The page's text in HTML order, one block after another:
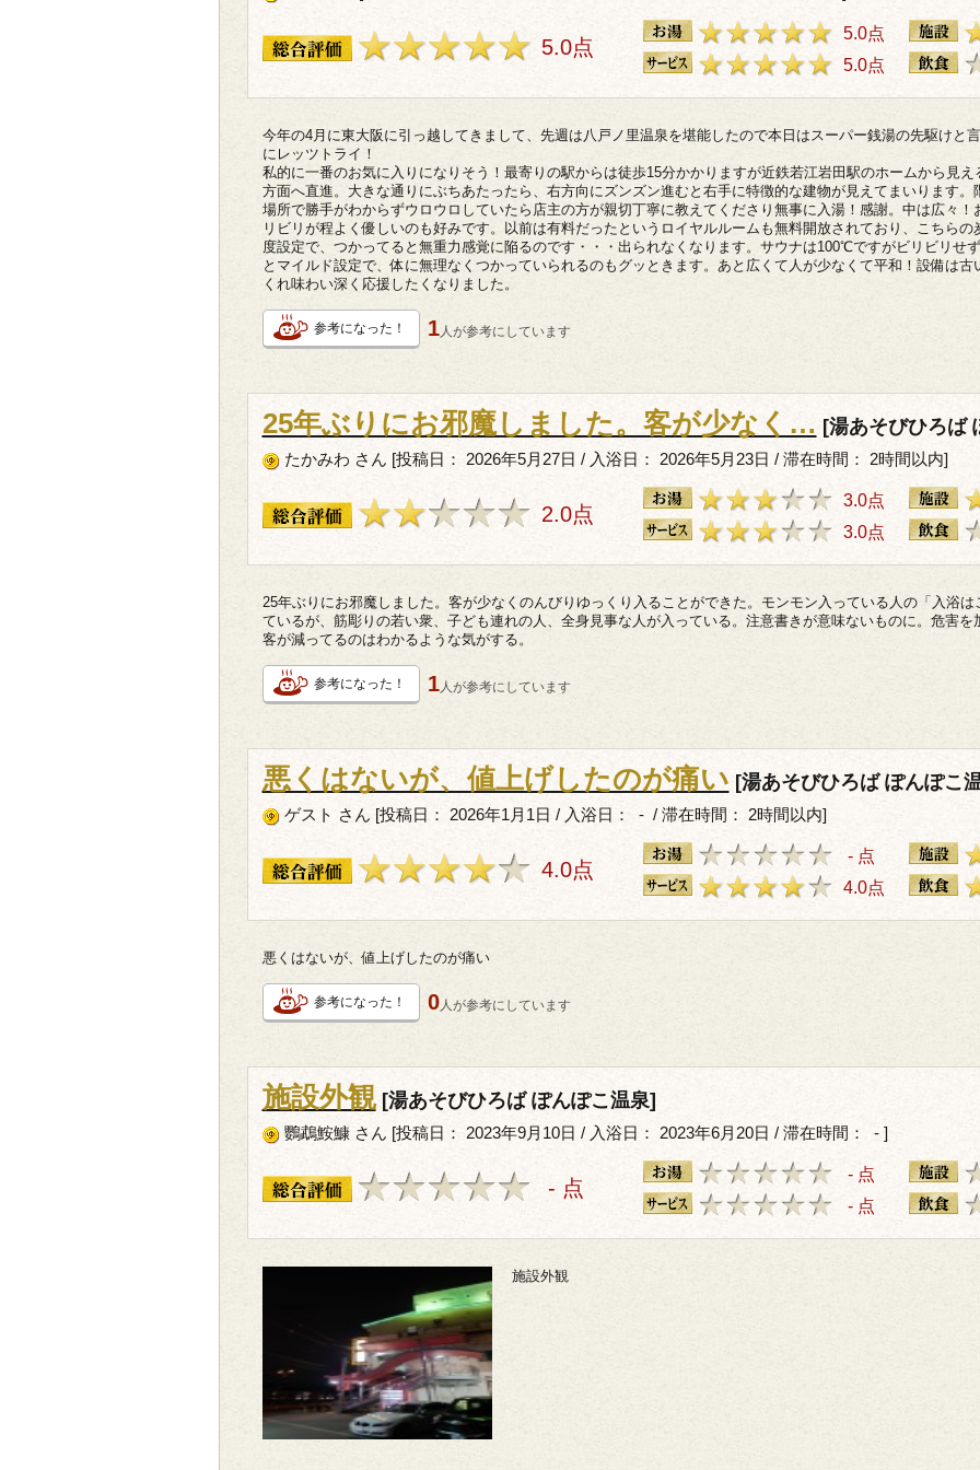
5.0点
5.0点
5.0点
今年の4月に東大阪に引っ越してきまして、先週は八戸ノ里温泉を堪能したので本日はスーパー銭湯の先駆けと
にレッツトライ！
私的に一番のお気に入りになりそう！最寄りの駅からは徒歩15分かかりますが近鉄若江岩田駅のホームから見
方面へ直進。大きな通りにぶちあたったら、右方向にズンズン進むと右手に特徴的な建物が見えてまいります
場所で勝手がわからずウロウロしていたら店主の方が親切丁寧に教えてくださり無事に入湯！感謝。中は広々
リビリが程よく優しいのも好みです。以前は有料だったというロイヤルルームも無料開放されており、こちら
度設定で、つかってると無重力感覚に陥るのです・・・出られなくなります。サウナは100℃ですがビリビリせ
とマイルド設定で、体に無理なくつかっていられるのもグッときます。あと広くて人が少なくて平和！設備は
くれ味わい深く応援したくなりました。
参考になった！ 1人が参考にしています
25年ぶりにお邪魔しました。客が少なく… [湯あそびひろば
たかみわ さん [投稿日： 2026年5月27日 / 入浴日： 2026年5月23日 / 滞在時間： 2時間以内]
2.0点
3.0点
3.0点
25年ぶりにお邪魔しました。客が少なくのんびりゆっくり入ることができた。モンモン入っている人の「入浴
ているが、筋彫りの若い衆、子ども連れの人、全身見事な人が入っている。注意書きが意味ないものに。危害
客が減ってるのはわかるような気がする。
参考になった！ 1人が参考にしています
悪くはないが、値上げしたのが痛い [湯あそびひろば ぽんぽこ
ゲスト さん [投稿日： 2026年1月1日 / 入浴日： - / 滞在時間： 2時間以内]
4.0点
- 点
4.0点
悪くはないが、値上げしたのが痛い
参考になった！ 0人が参考にしています
施設外観[湯あそびひろば ぽんぽこ温泉]
鸚鵡鮟鱇 さん [投稿日： 2023年9月10日 / 入浴日： 2023年6月20日 / 滞在時間： - ]
- 点
- 点
- 点
施設外観